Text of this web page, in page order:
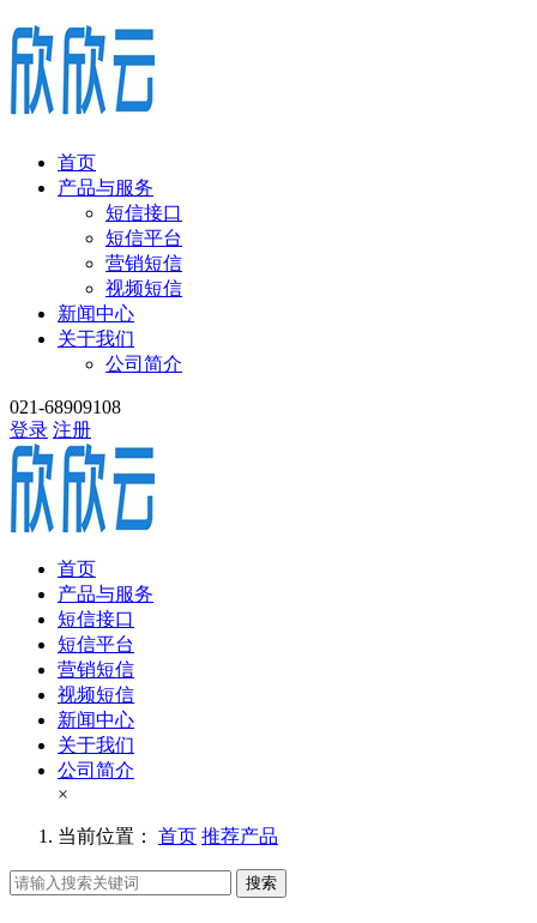
首页
产品与服务
短信接口
短信平台
营销短信
视频短信
新闻中心
关于我们
公司简介
021-68909108
登录 注册
首页
产品与服务
短信接口
短信平台
营销短信
视频短信
新闻中心
关于我们
公司简介
×
当前位置： 首页 推荐产品
搜索